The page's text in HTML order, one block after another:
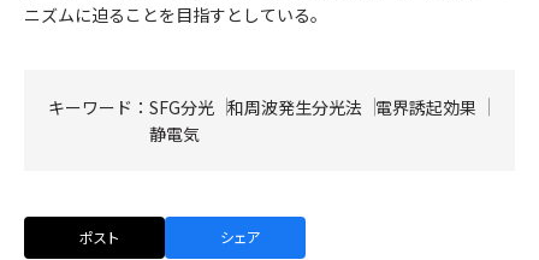
ニズムに迫ることを⽬指すとしている。
キーワード： SFG分光 和周波発⽣分光法
電界誘起効果
静電気
ポスト シェア